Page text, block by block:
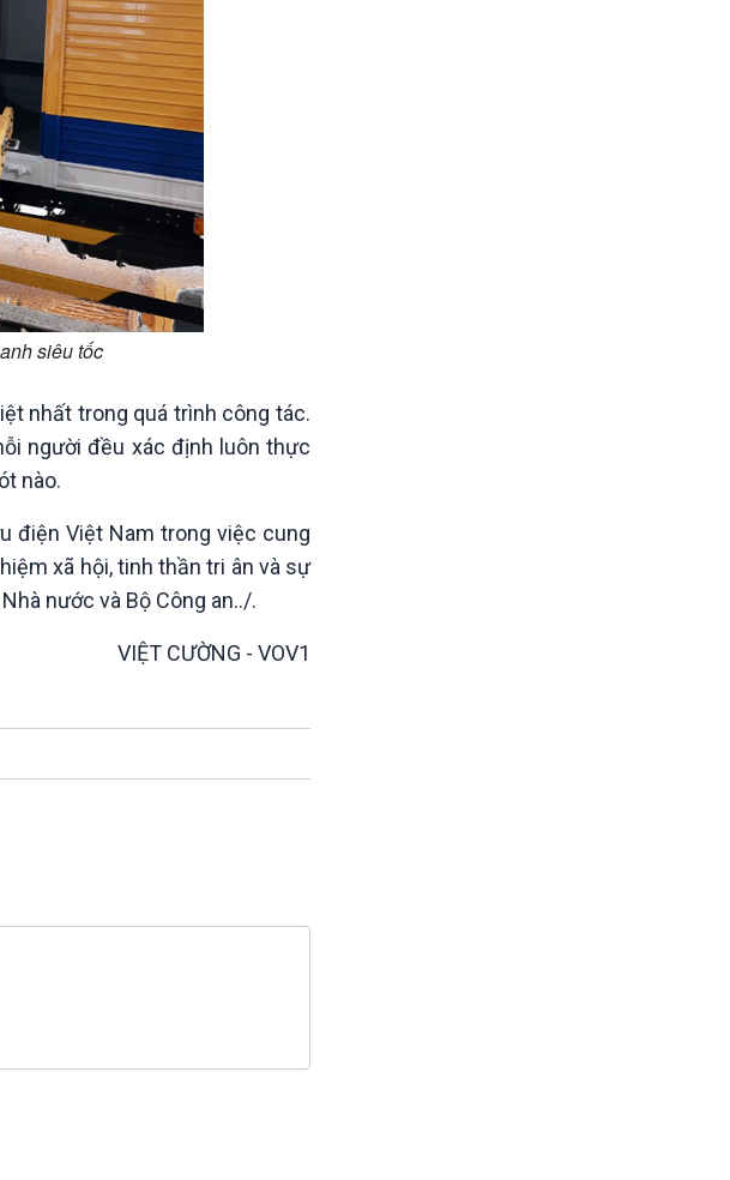
siêu tốc
nhất trong quá trình công tác.
người đều xác định luôn thực
nào.
điện Việt Nam trong việc cung
xã hội, tinh thần tri ân và sự
nước và Bộ Công an../.
VIỆT CƯỜNG - VOV1